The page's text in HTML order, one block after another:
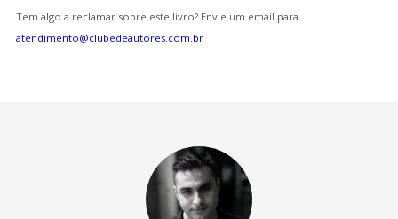
Tem algo a reclamar sobre este livro? Envie um email para
atendimento@clubedeautores.com.br